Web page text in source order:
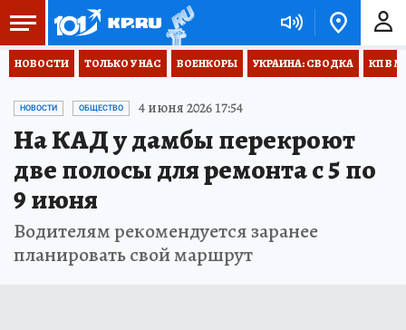
НОВОСТИ ТОЛЬКО У НАС ВОЕНКОРЫ УКРАИНА: СВОДКА КП В
НОВОСТИ ОБЩЕСТВО 4 июня 2026 17:54
На КАД у дамбы перекроют
две полосы для ремонта с 5 по
9 июня
Водителям рекомендуется заранее
планировать свой маршрут